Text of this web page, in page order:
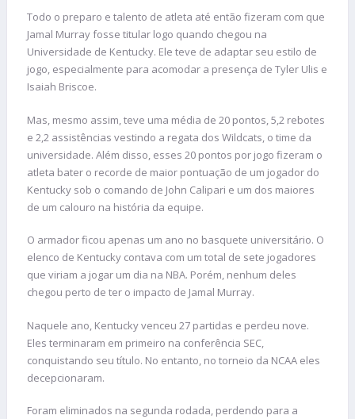
Todo o preparo e talento de atleta até então fizeram com que
Jamal Murray fosse titular logo quando chegou na
Universidade de Kentucky. Ele teve de adaptar seu estilo de
jogo, especialmente para acomodar a presença de Tyler Ulis e
Isaiah Briscoe.
Mas, mesmo assim, teve uma média de 20 pontos, 5,2 rebotes
e 2,2 assistências vestindo a regata dos Wildcats, o time da
universidade. Além disso, esses 20 pontos por jogo fizeram o
atleta bater o recorde de maior pontuação de um jogador do
Kentucky sob o comando de John Calipari e um dos maiores
de um calouro na história da equipe.
O armador ficou apenas um ano no basquete universitário. O
elenco de Kentucky contava com um total de sete jogadores
que viriam a jogar um dia na NBA. Porém, nenhum deles
chegou perto de ter o impacto de Jamal Murray.
Naquele ano, Kentucky venceu 27 partidas e perdeu nove.
Eles terminaram em primeiro na conferência SEC,
conquistando seu título. No entanto, no torneio da NCAA eles
decepcionaram.
Foram eliminados na segunda rodada, perdendo para a